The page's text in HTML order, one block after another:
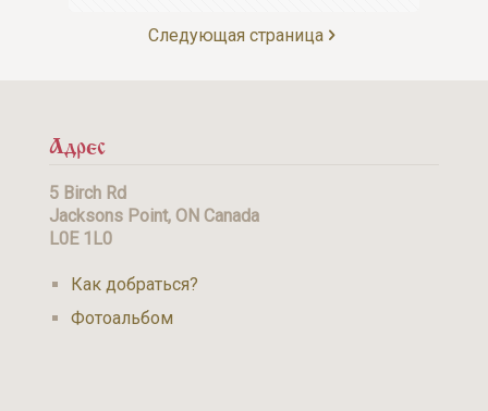
Следующая страница
Адрес
5 Birch Rd
Jacksons Point, ON Canada
L0E 1L0
Как добраться?
Фотоальбом